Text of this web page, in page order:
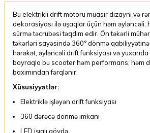
Bu elektrikli drift motoru müasir dizaynı və
dekorasiyası ilə uşaqlar üçün həm əyləncəli,
sürmə təcrübəsi təqdim edir. Ön təkərli
təkərləri sayəsində 360° dönmə
hərəkət, əyləncəli drift funksiyası və
bayraqla bu scooter həm performans, həm
baxımından fərqlənir.
Xüsusiyyətlər:
Elektriklə işləyən drift funksiyası
360 dərəcə dönmə imkanı
LED işıqlı gövdə